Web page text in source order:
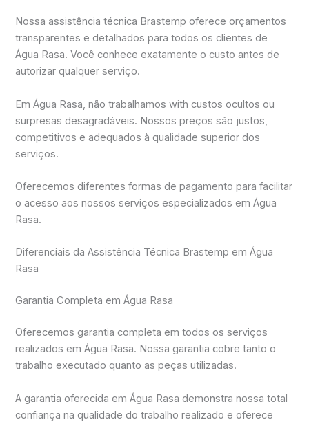
Nossa assistência técnica Brastemp oferece orçamentos
transparentes e detalhados para todos os clientes de
Água Rasa. Você conhece exatamente o custo antes de
autorizar qualquer serviço.
Em Água Rasa, não trabalhamos with custos ocultos ou
surpresas desagradáveis. Nossos preços são justos,
competitivos e adequados à qualidade superior dos
serviços.
Oferecemos diferentes formas de pagamento para facilitar
o acesso aos nossos serviços especializados em Água
Rasa.
Diferenciais da Assistência Técnica Brastemp em Água
Rasa
Garantia Completa em Água Rasa
Oferecemos garantia completa em todos os serviços
realizados em Água Rasa. Nossa garantia cobre tanto o
trabalho executado quanto as peças utilizadas.
A garantia oferecida em Água Rasa demonstra nossa total
confiança na qualidade do trabalho realizado e oferece